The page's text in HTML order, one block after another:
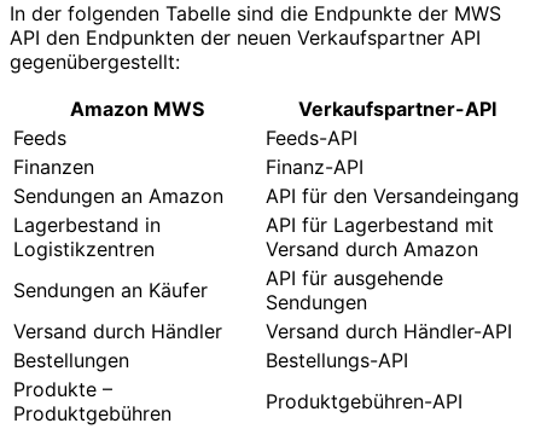
In der folgenden Tabelle sind die Endpunkte der MWS
API den Endpunkten der neuen Verkaufspartner API
gegenübergestellt:
Amazon MWS
Verkaufspartner-API
Feeds
Feeds-API
Finanzen
Finanz-API
Sendungen an Amazon
API für den Versandeingang
Lagerbestand in
Logistikzentren
API für Lagerbestand mit
Versand durch Amazon
Sendungen an Käufer
API für ausgehende
Sendungen
Versand durch Händler
Versand durch Händler-API
Bestellungen
Bestellungs-API
Produkte –
Produktgebühren
Produktgebühren-API